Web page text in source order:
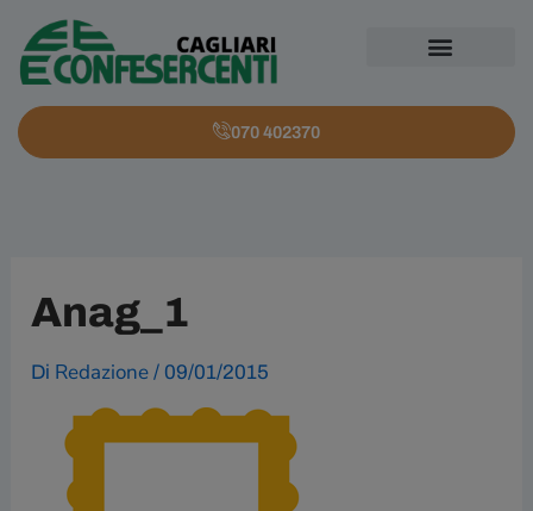
contenuto
070 402370
Anag_1
Di Redazione/ 09/01/2015